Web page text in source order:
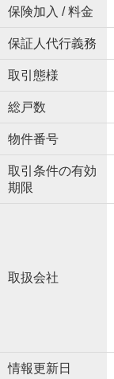
保険加入 / 料金
保証人代行義務
取引態様
総戸数
物件番号
取引条件の有効
期限
取扱会社
情報更新日